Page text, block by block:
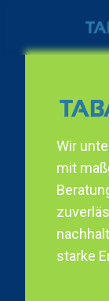
Wir
mit
starke